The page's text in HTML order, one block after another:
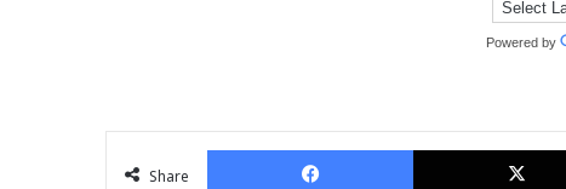
Powered by
Share
Facebook